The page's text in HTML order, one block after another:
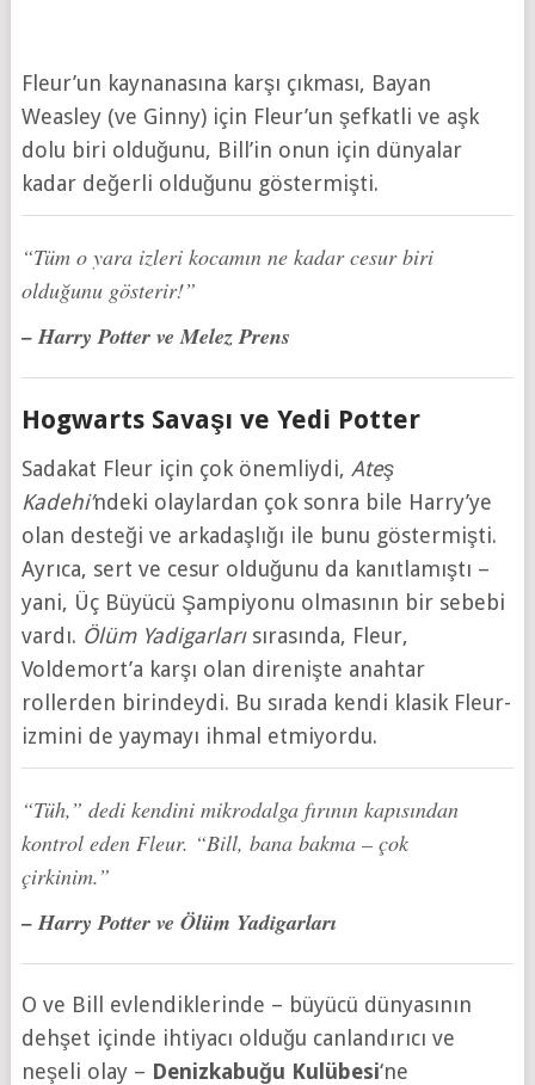
Fleur’un kaynanasına karşı çıkması, Bayan
Weasley (ve Ginny) için Fleur’un şefkatli ve aşk
dolu biri olduğunu, Bill’in onun için dünyalar
kadar değerli olduğunu göstermişti.
“Tüm o yara izleri kocamın ne kadar cesur biri
olduğunu gösterir!”
– Harry Potter ve Melez Prens
Hogwarts Savaşı ve Yedi Potter
Sadakat Fleur için çok önemliydi, Ateş
Kadehi’ndeki olaylardan çok sonra bile Harry’ye
olan desteği ve arkadaşlığı ile bunu göstermişti.
Ayrıca, sert ve cesur olduğunu da kanıtlamıştı –
yani, Üç Büyücü Şampiyonu olmasının bir sebebi
vardı. Ölüm Yadigarları sırasında, Fleur,
Voldemort’a karşı olan direnişte anahtar
rollerden birindeydi. Bu sırada kendi klasik Fleur-
izmini de yaymayı ihmal etmiyordu.
“Tüh,” dedi kendini mikrodalga fırının kapısından
kontrol eden Fleur. “Bill, bana bakma – çok
çirkinim.”
– Harry Potter ve Ölüm Yadigarları
O ve Bill evlendiklerinde – büyücü dünyasının
dehşet içinde ihtiyacı olduğu canlandırıcı ve
neşeli olay – Denizkabuğu Kulübesi‘ne